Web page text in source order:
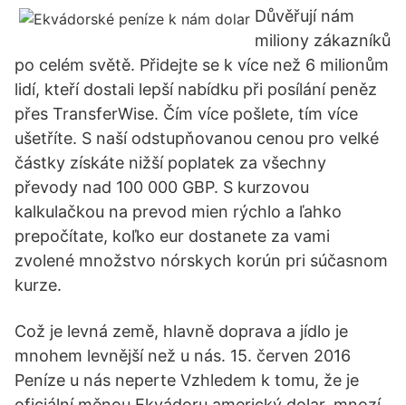
Důvěřují nám
miliony zákazníků
po celém světě. Přidejte se k více než 6 milionům
lidí, kteří dostali lepší nabídku při posílání peněz
přes TransferWise. Čím více pošlete, tím více
ušetříte. S naší odstupňovanou cenou pro velké
částky získáte nižší poplatek za všechny
převody nad 100 000 GBP. S kurzovou
kalkulačkou na prevod mien rýchlo a ľahko
prepočítate, koľko eur dostanete za vami
zvolené množstvo nórskych korún pri súčasnom
kurze.
Což je levná země, hlavně doprava a jídlo je
mnohem levnější než u nás. 15. červen 2016
Peníze u nás neperte Vzhledem k tomu, že je